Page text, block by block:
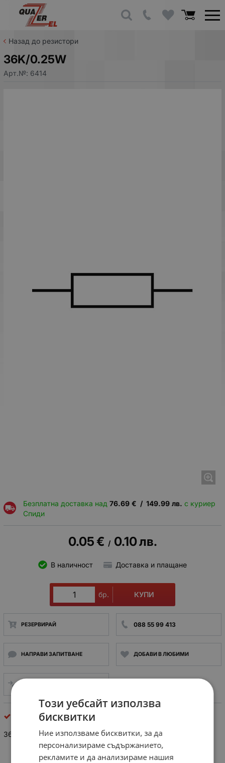
Назад до резистори
36K/0.25W
Арт.№: 6414
Безплатна доставка над 76.69 € / 149.99 лв. с куриер
Спиди
0.05€ / 0.10лв.
В наличност Доставка и плащане
бр. КУПИ
РЕЗЕРВИРАЙ 088 55 99 413
НАПРАВИ ЗАПИТВАНЕ ДОБАВИ В ЛЮБИМИ
резистори
36K/0.25W
Този уебсайт използва
бисквитки
Ние използваме бисквитки, за да
персонализираме съдържанието,
рекламите и да анализираме нашия